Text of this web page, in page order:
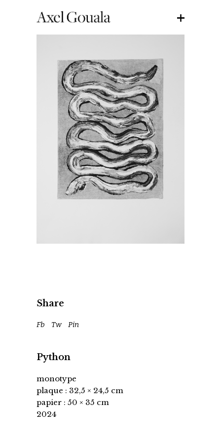
Python
monotype
plaque : 32,5 × 24,5 cm
papier : 50 × 35 cm
2024
Share
Fb Tw Pin